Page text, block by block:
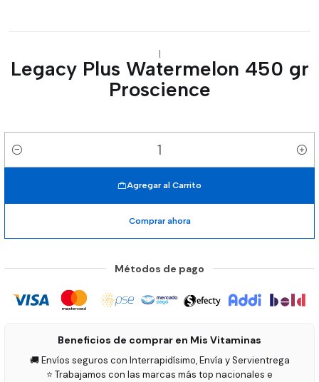
|
Legacy Plus Watermelon 450 gr
Proscience
Cantidad
Agregar al Carrito
Comprar ahora
Métodos de pago
Beneficios de comprar en Mis Vitaminas
🚚 Envíos seguros con Interrapidísimo, Envía y Servientrega
⭐ Trabajamos con las marcas más top nacionales e